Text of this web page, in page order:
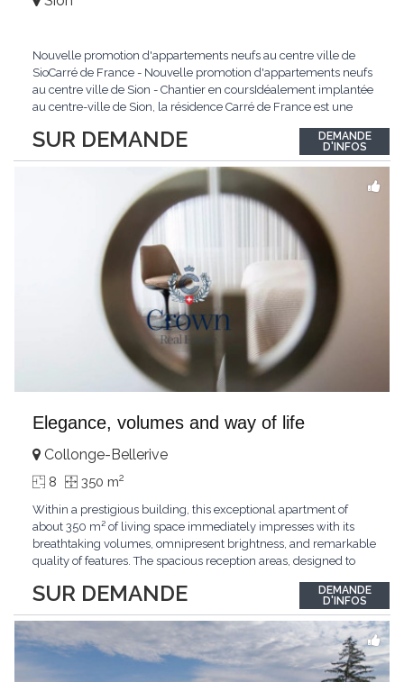
SUR DEMANDE
Nouvelle promotion d'appartements neufs au centre ville de
SioCarré de France - Nouvelle promotion d'appartements neufs
au centre ville de Sion - Chantier en coursIdéalement implantée
au centre-ville de Sion, la résidence Carré de France est une
contemporaine, qualité de vie et emplacement privilégié.Ce
projet d'envergure comprend 38...
DEMANDE
D'INFOS
Elegance, volumes and way of life
SUR DEMANDE
Collonge-Bellerive
8 350 m2
Within a prestigious building, this exceptional apartment of
about 350 m² of living space immediately impresses with its
breathtaking volumes, omnipresent brightness, and remarkable
quality of features. The spacious reception areas, designed to
outdoor spaces bathed in greenery. The bedrooms also have
direct access to the outdoors, offering...
DEMANDE
D'INFOS